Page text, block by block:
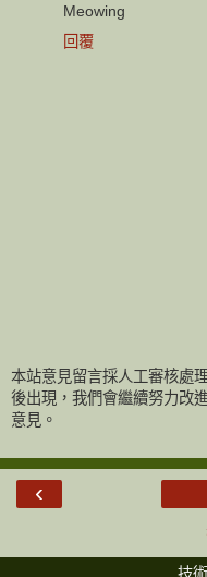
Meowing
回覆
本站意見留言採人工審核處
後出現，我們會繼續努力改
意見。
‹